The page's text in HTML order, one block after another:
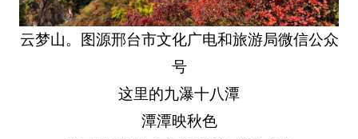
云梦山。图源邢台市文化广电和旅游局微信公众
号
这里的九瀑十八潭
潭潭映秋色